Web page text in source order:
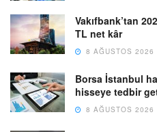
Vakıfbank’tan
TL net kâr
8 AĞUSTOS 2026
Borsa İstanbul
hisseye tedbir
8 AĞUSTOS 2026